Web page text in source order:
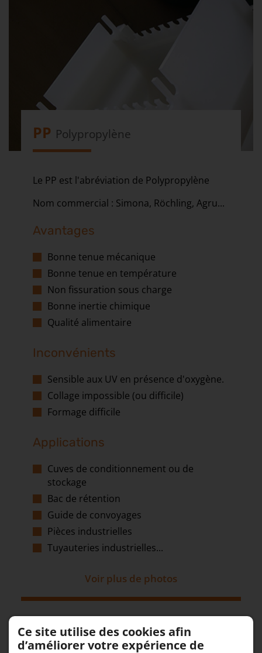
PP Polypropylène
Le PP est l'abréviation de Polypropylène
Nom commercial : Simona, Röchling, Agru...
Avantages
Bonne tenue mécanique
Bonne tenue en température
Non fissuration sous charge
Bonne inertie chimique
Qualité alimentaire
Inconvénients
Sensible aux UV en présence d'oxygène.
Collage impossible (ou difficile)
Formage difficile
Applications
Cuves de conditionnement ou de
stockage
Bac de rétention
Guide de convoyages
Pièces industrielles
Tuyauteries industrielles...
Voir plus de photos
Ce site utilise des cookies afin
d’améliorer votre expérience de